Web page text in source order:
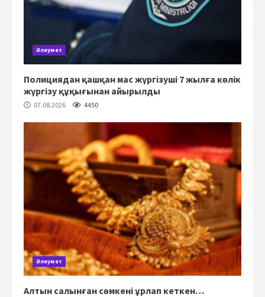
Әлеумет
Полициядан қашқан мас жүргізуші 7 жылға көлік
жүргізу құқығынан айырылды
07.08.2026 4450
Әлеумет
Алтын салынған сөмкені ұрлап кеткен…